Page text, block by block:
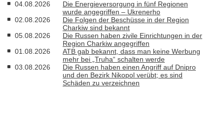
04.08.2026
Die Energieversorgung in fünf Regionen
wurde angegriffen – Ukrenerho
02.08.2026
Die Folgen der Beschüsse in der Region
Charkiw sind bekannt
05.08.2026
Die Russen haben zivile Einrichtungen in der
Region Charkiw angegriffen
01.08.2026
ATB gab bekannt, dass man keine Werbung
mehr bei „Truha“ schalten werde
03.08.2026
Die Russen haben einen Angriff auf Dnipro
und den Bezirk Nikopol verübt; es sind
Schäden zu verzeichnen